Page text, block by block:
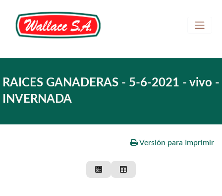
Home
REMATE EN VIVO
Ingresar
Registrarse
RAICES GANADERAS - 5-6-2021 - vivo -
INVERNADA
Versión para Imprimir